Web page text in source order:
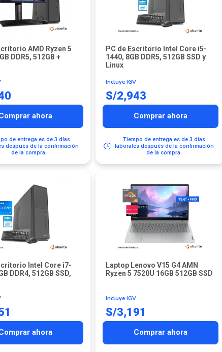
AMD Ryzen 5
DDR5, 512GB +
ahora
de entrega es de 3 días
después de la confirmación
de la compra.
PC de Escritorio Intel Core i5-
1440, 8GB DDR5, 512GB SSD y
Linux
Incluye IGV
S/2,943
Comprar ahora
Tiempo de entrega es de 3 días
laborales después de la confirmación
de la compra.
Intel Core i7-
DDR4, 512GB SSD,
ahora
Laptop Lenovo V15 G4 AMN
Ryzen 5 7520U 16GB 512GB SSD
Incluye IGV
S/3,191
Comprar ahora